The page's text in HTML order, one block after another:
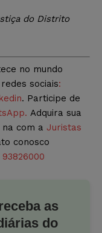
do Distrito
no mundo
sociais:
. Participe de
Adquira sua
com a Juristas
conosco
as
do